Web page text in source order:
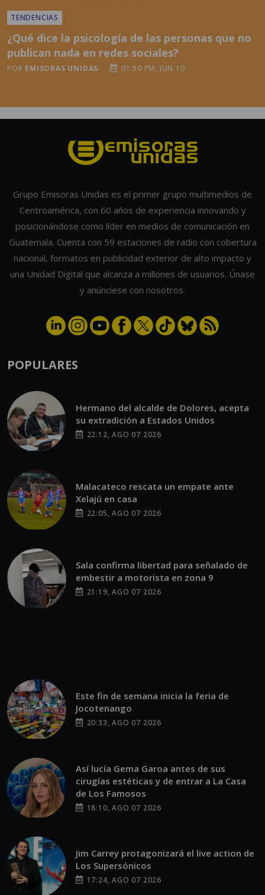
TENDENCIAS
¿Qué dice la psicología de las personas que no
publican nada en redes sociales?
POR EMISORAS UNIDAS 01:50 PM, JUN 10
Grupo Emisoras Unidas es el primer grupo multimedios de
Centroamérica, con 60 años de experiencia innovando y
posicionándose como líder en medios de comunicación en
Guatemala. Cuenta con 59 estaciones de radio con cobertura
nacional, formatos en publicidad exterior de alto impacto y
una Unidad Digital que alcanza a millones de usuarios. Únase
y anúnciese con nosotros.
POPULARES
Hermano del alcalde de Dolores, acepta
su extradición a Estados Unidos
22:12, AGO 07 2026
Malacateco rescata un empate ante
Xelajú en casa
22:05, AGO 07 2026
Sala confirma libertad para señalado de
embestir a motorista en zona 9
21:19, AGO 07 2026
Este fin de semana inicia la feria de
Jocotenango
20:33, AGO 07 2026
Así lucía Gema Garoa antes de sus
cirugías estéticas y de entrar a La Casa
de Los Famosos
18:10, AGO 07 2026
Jim Carrey protagonizará el live action de
Los Supersónicos
17:24, AGO 07 2026